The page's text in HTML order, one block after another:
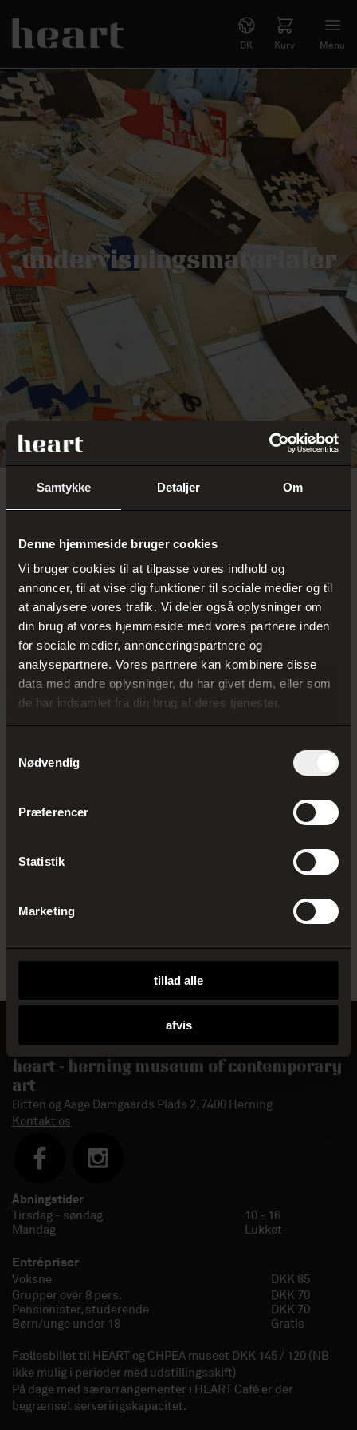
Samtykke Detaljer Om
Denne hjemmeside bruger cookies
Vi bruger cookies til at tilpasse vores indhold og
annoncer, til at vise dig funktioner til sociale medier og til
at analysere vores trafik. Vi deler også oplysninger om
din brug af vores hjemmeside med vores partnere inden
for sociale medier, annonceringspartnere og
analysepartnere. Vores partnere kan kombinere disse
data med andre oplysninger, du har givet dem, eller som
de har indsamlet fra din brug af deres tjenester.
Nødvendig
Præferencer
Statistik
Marketing
tillad alle
afvis
DK Kurv Menu
undervisningsmaterialer
Bliv skattejæger for en dag! – Om at samle
Oplevelsestilbud Form Aftryk
Robin Hood i helteland
INDSKOLING
Kunsten smitter! – Om at samle
Undervisningstilbud Form Aftryk Indskoling
Kreativt værkstedstilbud i Smittet af Bacillen
Robin Hood i helteland -på ekspedition i Birk
MELLEMTRIN
Undervisningsforløb Form Aftryk Mellemtrin
Fattigdom og sult - udforsk Jaume Plensas Kunstværk
På jagt efter tegn i arkitekturen
Skriv en reportage af udstillingen Smittet af bacillen–
Hvad er fascinerer os ved kunsten?
Hvad er FN ́s verdensmål egentligt? Udforsk Jaume
heart - herning museum of contemporary
art
Bitten og Aage Damgaards Plads 2, 7400 Herning
Kontakt os
Åbningstider
Tirsdag - søndag
10 - 16
Mandag
Lukket
Entrépriser
Voksne
DKK 85
Grupper over 8 pers.
DKK 70
Pensionister, studerende
DKK 70
Børn/unge under 18
Gratis
Fællesbillet til HEART og CHPEA museet DKK 145 / 120 (NB
ikke mulig i perioder med udstillingsskift)
På dage med særarrangementer i HEART Café er der
begrænset serveringskapacitet.